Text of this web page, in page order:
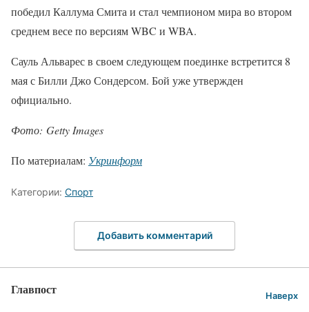
победил Каллума Смита и стал чемпионом мира во втором
среднем весе по версиям WBC и WBA.
Сауль Альварес в своем следующем поединке встретится 8
мая с Билли Джо Сондерсом. Бой уже утвержден
официально.
Фото: Getty Images
По материалам: Укринформ
Категории: Спорт
Добавить комментарий
Главпост Наверх